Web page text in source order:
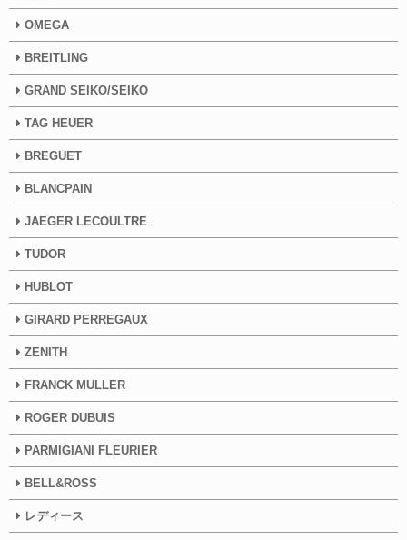
OMEGA
BREITLING
GRAND SEIKO/SEIKO
TAG HEUER
BREGUET
BLANCPAIN
JAEGER LECOULTRE
TUDOR
HUBLOT
GIRARD PERREGAUX
ZENITH
FRANCK MULLER
ROGER DUBUIS
PARMIGIANI FLEURIER
BELL&ROSS
レディース